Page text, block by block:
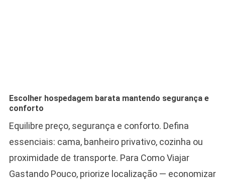
Escolher hospedagem barata mantendo segurança e
conforto
Equilibre preço, segurança e conforto. Defina
essenciais: cama, banheiro privativo, cozinha ou
proximidade de transporte. Para Como Viajar
Gastando Pouco, priorize localização — economizar